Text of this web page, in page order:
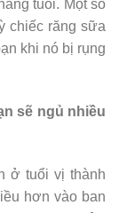
tuổi. Một số
chiếc răng sữa
khi nó bị rụng
sẽ ngủ nhiều
ở tuổi vị thành
hơn vào ban